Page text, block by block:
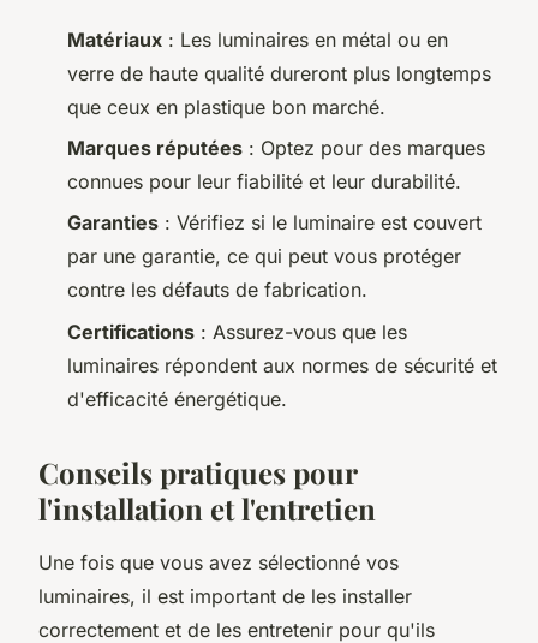
Matériaux : Les luminaires en métal ou en
verre de haute qualité dureront plus longtemps
que ceux en plastique bon marché.
Marques réputées : Optez pour des marques
connues pour leur fiabilité et leur durabilité.
Garanties : Vérifiez si le luminaire est couvert
par une garantie, ce qui peut vous protéger
contre les défauts de fabrication.
Certifications : Assurez-vous que les
luminaires répondent aux normes de sécurité et
d'efficacité énergétique.
Conseils pratiques pour
l'installation et l'entretien
Une fois que vous avez sélectionné vos
luminaires, il est important de les installer
correctement et de les entretenir pour qu'ils